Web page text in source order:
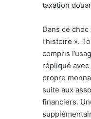
taxation
Dans ce
l’histoire ».
compris
répliqué
propre
suite aux
financiers.